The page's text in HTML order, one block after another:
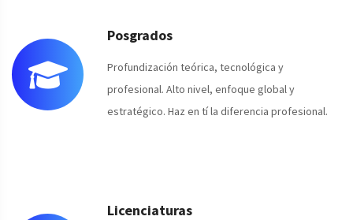
Posgrados
Profundización teórica, tecnológica y
profesional. Alto nivel, enfoque global y
estratégico. Haz en tí la diferencia profesional.
Licenciaturas